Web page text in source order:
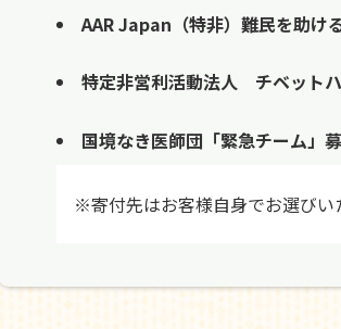
AAR Japan（特非）難民を助け
特定非営利活動法人 チベット
国境なき医師団「緊急チーム」
※寄付先はお客様自身でお選びい